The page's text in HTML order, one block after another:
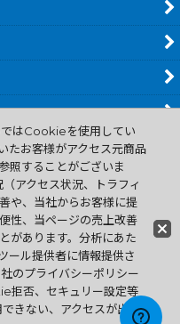
テム 販売 ニンテンドウ64・
池交換
ン お宝王 All Rights
無断転載複製を禁ずる
はCookieを使用してい
たお客様がアクセス元商品
照することがございま
アクセス状況、トラフィ
や、当社からお客様に提
性、当ページの売上改善
があります。分析にあた
ール提供者に情報提供さ
のプライバシーポリシー
拒否、セキュリー設定等
きない、アクセスが出来